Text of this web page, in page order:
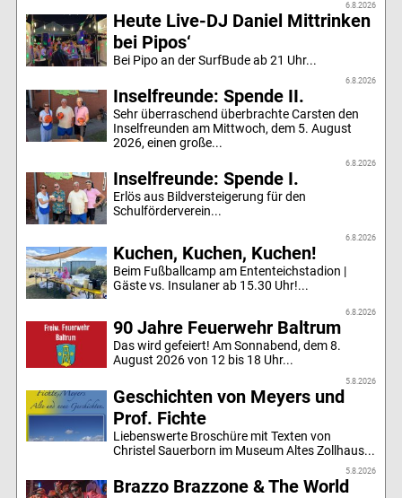
6.8.2026
Heute Live-DJ Daniel Mittrinken
bei Pipos‘
Bei Pipo an der SurfBude ab 21 Uhr...
6.8.2026
Inselfreunde: Spende II.
Sehr überraschend überbrachte Carsten den
Inselfreunden am Mittwoch, dem 5. August
2026, einen große...
6.8.2026
Inselfreunde: Spende I.
Erlös aus Bildversteigerung für den
Schulförderverein...
6.8.2026
Kuchen, Kuchen, Kuchen!
Beim Fußballcamp am Ententeichstadion |
Gäste vs. Insulaner ab 15.30 Uhr!...
6.8.2026
90 Jahre Feuerwehr Baltrum
Das wird gefeiert! Am Sonnabend, dem 8.
August 2026 von 12 bis 18 Uhr...
5.8.2026
Geschichten von Meyers und
Prof. Fichte
Liebenswerte Broschüre mit Texten von
Christel Sauerborn im Museum Altes Zollhaus...
5.8.2026
Brazzo Brazzone & The World